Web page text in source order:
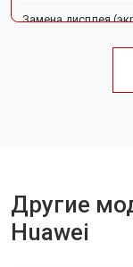
Замена дисплея
Замена кнопки
Другие
Huawei